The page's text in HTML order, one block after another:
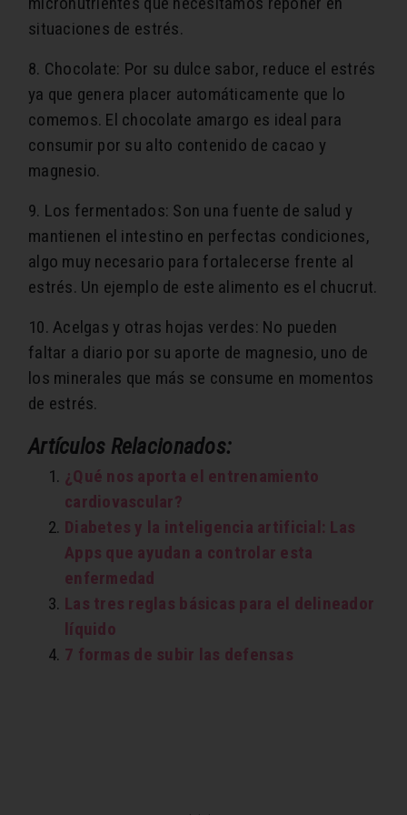
situaciones de estrés.
8. Chocolate: Por su dulce sabor, reduce el estrés
ya que genera placer automáticamente que lo
comemos. El chocolate amargo es ideal para
consumir por su alto contenido de cacao y
magnesio.
9. Los fermentados: Son una fuente de salud y
mantienen el intestino en perfectas condiciones,
algo muy necesario para fortalecerse frente al
estrés. Un ejemplo de este alimento es el chucrut.
10. Acelgas y otras hojas verdes: No pueden
faltar a diario por su aporte de magnesio, uno de
los minerales que más se consume en momentos
de estrés.
Artículos Relacionados:
¿Qué nos aporta el entrenamiento
cardiovascular?
Diabetes y la inteligencia artificial: Las
Apps que ayudan a controlar esta
enfermedad
Las tres reglas básicas para el delineador
líquido
7 formas de subir las defensas